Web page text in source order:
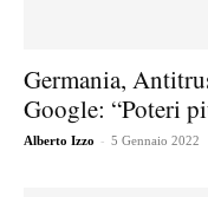
Germania,
Google: “Poteri
Alberto Izzo - 5 Gennaio 2022